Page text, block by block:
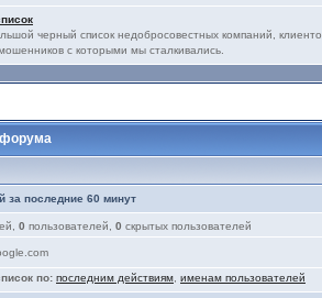
черный список недобросовестных компаний,
с которыми мы сталкивались.
форума
за последние 60 минут
0 пользователей, 0 скрытых пользователей
по: последним действиям именам пользователей